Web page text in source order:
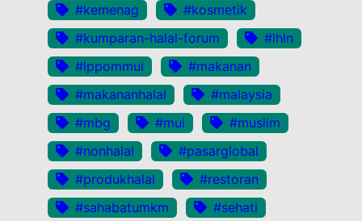
#kemenag
#kosmetik
#kumparan-halal-forum
#lhln
#lppommui
#makanan
#makananhalal
#malaysia
#mbg
#mui
#muslim
#nonhalal
#pasarglobal
#produkhalal
#restoran
#sahabatumkm
#sehati